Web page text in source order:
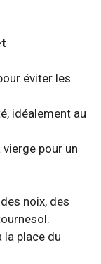
éviter les
idéalement au
vierge pour un
noix, des
la place du